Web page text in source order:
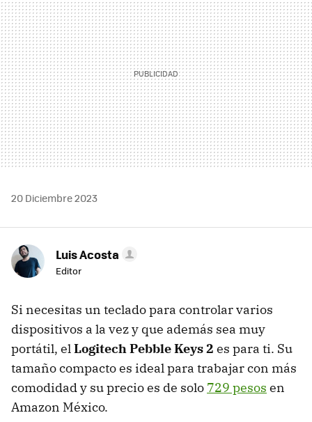
20 Diciembre 2023
Luis Acosta
Editor
Si necesitas un teclado para controlar varios
dispositivos a la vez y que además sea muy
portátil, elLogitech Pebble Keys 2 es para ti. Su
tamaño compacto es ideal para trabajar con más
comodidad y su precio es de solo 729 pesos en
Amazon México.